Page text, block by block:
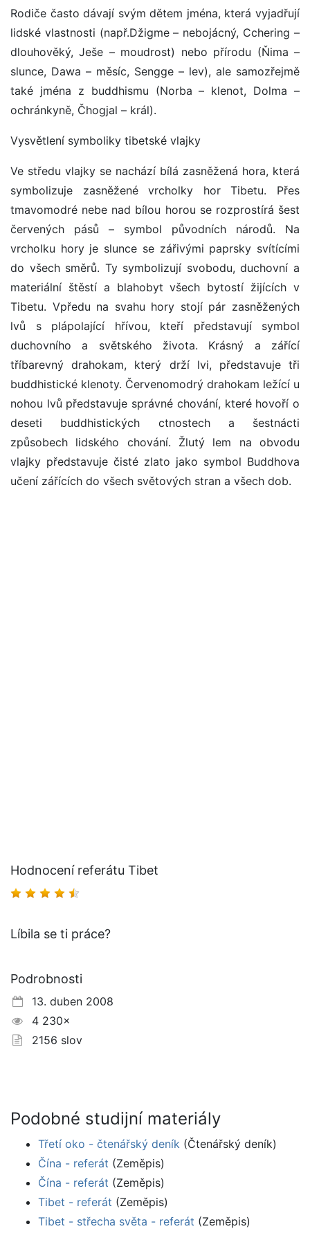
Rodiče často dávají svým dětem jména, která vyjadřují
lidské vlastnosti (např.Džigme – nebojácný, Cchering –
dlouhověký, Ješe – moudrost) nebo přírodu (Ňima –
slunce, Dawa – měsíc, Sengge – lev), ale samozřejmě
také jména z buddhismu (Norba – klenot, Dolma –
ochránkyně, Čhogjal – král).
Vysvětlení symboliky tibetské vlajky
Ve středu vlajky se nachází bílá zasněžená hora, která
symbolizuje zasněžené vrcholky hor Tibetu. Přes
tmavomodré nebe nad bílou horou se rozprostírá šest
červených pásů – symbol původních národů. Na
vrcholku hory je slunce se zářivými paprsky svítícími
do všech směrů. Ty symbolizují svobodu, duchovní a
materiální štěstí a blahobyt všech bytostí žijících v
Tibetu. Vpředu na svahu hory stojí pár zasněžených
lvů s plápolající hřívou, kteří představují symbol
duchovního a světského života. Krásný a zářící
tříbarevný drahokam, který drží lvi, představuje tři
buddhistické klenoty. Červenomodrý drahokam ležící u
nohou lvů představuje správné chování, které hovoří o
deseti buddhistických ctnostech a šestnácti
způsobech lidského chování. Žlutý lem na obvodu
vlajky představuje čisté zlato jako symbol Buddhova
učení zářících do všech světových stran a všech dob.
Hodnocení referátu Tibet
Líbila se ti práce?
Podrobnosti
13. duben 2008
4 230×
2156 slov
Podobné studijní materiály
Třetí oko - čtenářský deník (Čtenářský deník)
Čína - referát (Zeměpis)
Čína - referát (Zeměpis)
Tibet - referát (Zeměpis)
Tibet - střecha světa - referát (Zeměpis)